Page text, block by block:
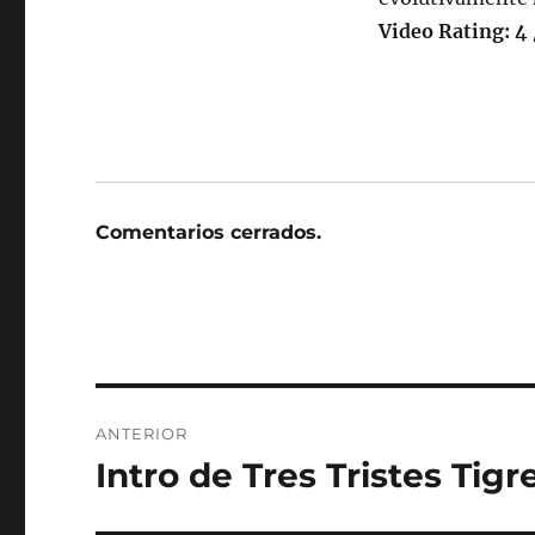
Video Rating: 4
Comentarios cerrados.
de
ANTERIOR
Entrada
Intro de Tres Tristes